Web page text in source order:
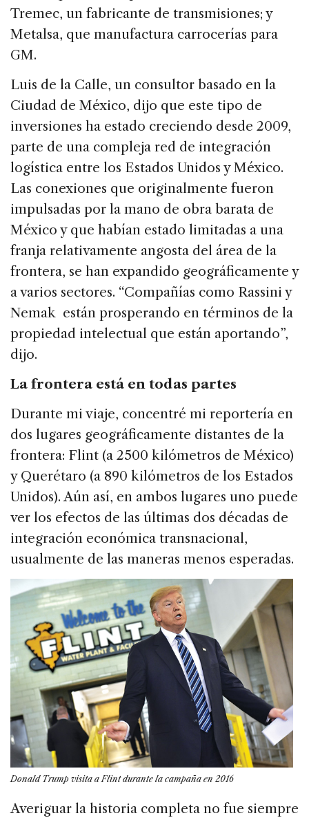
Tremec, un fabricante de transmisiones; y
Metalsa, que manufactura carrocerías para
GM.
Luis de la Calle, un consultor basado en la
Ciudad de México, dijo que este tipo de
inversiones ha estado creciendo desde 2009,
parte de una compleja red de integración
logística entre los Estados Unidos y México.
Las conexiones que originalmente fueron
impulsadas por la mano de obra barata de
México y que habían estado limitadas a una
franja relativamente angosta del área de la
frontera, se han expandido geográficamente y
a varios sectores. “Compañías como Rassini y
Nemak están prosperando en términos de la
propiedad intelectual que están aportando”,
dijo.
La frontera está en todas partes
Durante mi viaje, concentré mi reportería en
dos lugares geográficamente distantes de la
frontera: Flint (a 2500 kilómetros de México)
y Querétaro (a 890 kilómetros de los Estados
Unidos). Aún así, en ambos lugares uno puede
ver los efectos de las últimas dos décadas de
integración económica transnacional,
usualmente de las maneras menos esperadas.
Donald Trump visita a Flint durante la campaña en 2016
Averiguar la historia completa no fue siempre